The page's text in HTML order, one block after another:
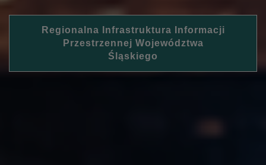
Regionalna Infrastruktura Informacji
Przestrzennej Województwa
Śląskiego